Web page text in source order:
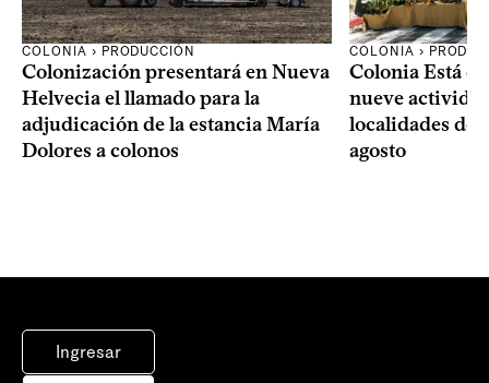
COLONIA › PRODUCCIÓN
Colonización presentará en Nueva
Helvecia el llamado para la
adjudicación de la estancia María
Dolores a colonos
COLONIA ›
Colonia Está
nueve
localidades del
agosto
Ingresar